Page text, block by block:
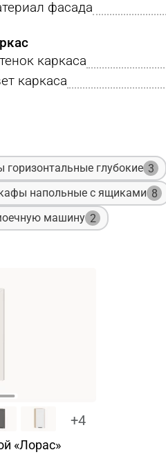
фасада
каркаса
каркаса
глубокие 3
напольные с ящиками 8
машину 2
+4
«Лорас»